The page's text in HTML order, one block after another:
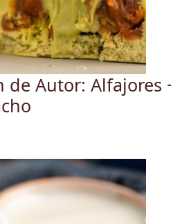
de Autor: Alfajores